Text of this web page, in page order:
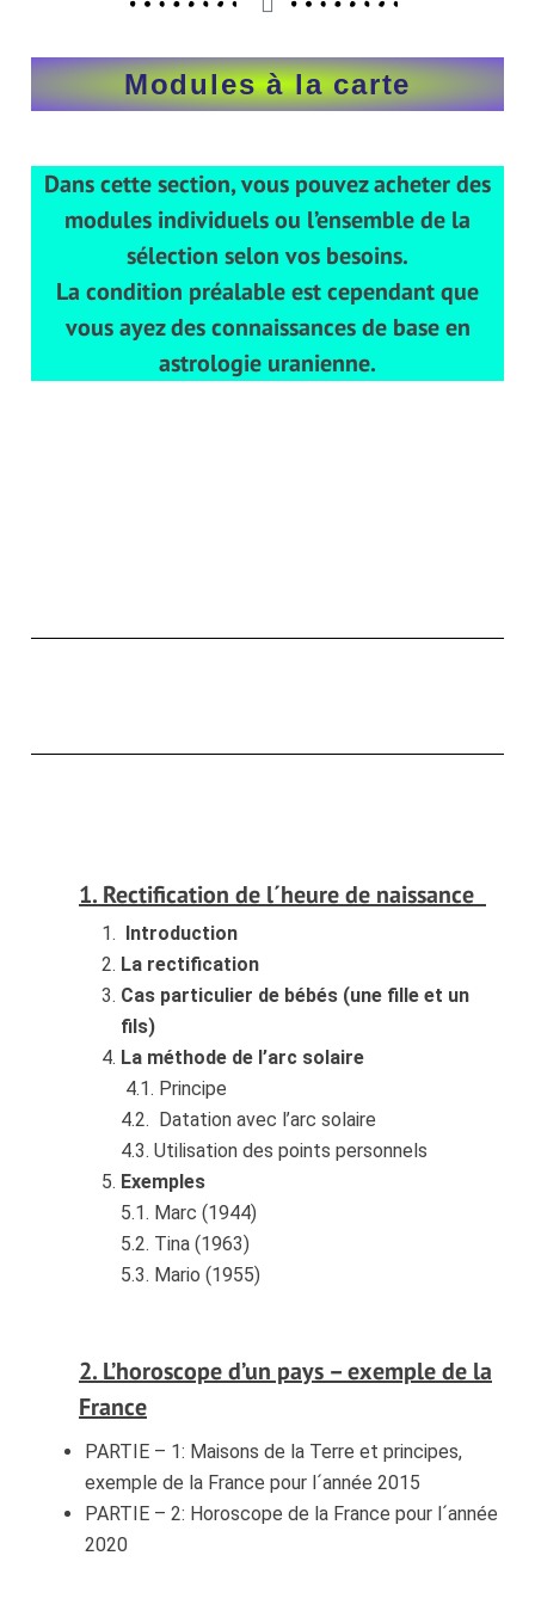
Modules à la carte
Dans cette section, vous pouvez acheter des
modules individuels ou l’ensemble de la
sélection selon vos besoins.
La condition préalable est cependant que
vous ayez des connaissances de base en
astrologie uranienne.
1. Rectification de l´heure de naissance
Introduction
La rectification
Cas particulier de bébés (une fille et un
fils)
La méthode de l’arc solaire
4.1. Principe
4.2. Datation avec l’arc solaire
4.3. Utilisation des points personnels
Exemples
5.1. Marc (1944)
5.2. Tina (1963)
5.3. Mario (1955)
2. L’horoscope d’un pays – exemple de la
France
PARTIE – 1: Maisons de la Terre et principes,
exemple de la France pour l´année 2015
PARTIE – 2: Horoscope de la France pour l´année
2020